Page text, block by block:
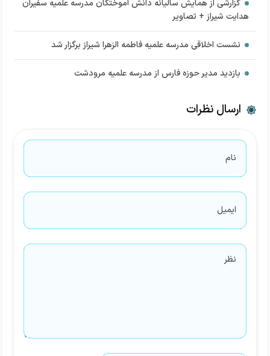
گزارشی از همایش سالیانه دانش آموختگان مدرسه علمیه سفیران
هدایت شیراز + تصاویر
نشست اخلاقی مدرسه علمیه فاطمه الزهرا شیراز برگزار شد
بازدید مدیر حوزه فارس از مدرسه علمیه مرودشت
ارسال نظرات